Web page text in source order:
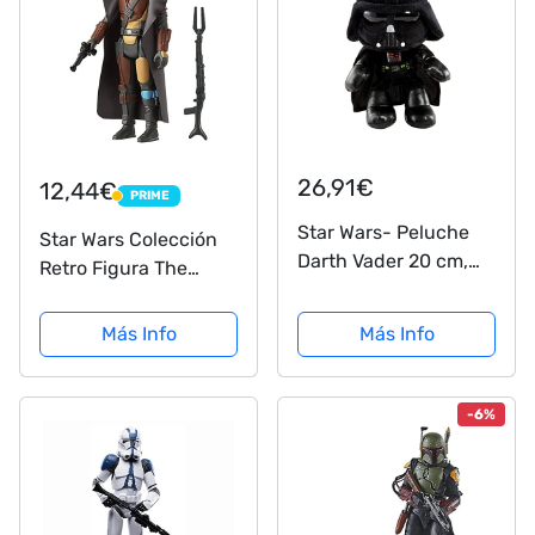
12,44€ PRIME
PRIME
Star Wars Colección
Retro Figura The
F20195X0)Más Info
26,91€
Star Wars- Peluche
Darth Vader 20 cm,
Más Info
-6%